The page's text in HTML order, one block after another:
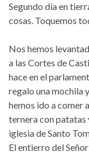
Segundo día en
cosas. Toquemos
Nos hemos
a las Cortes de
hace en el
regalo una mochila
hemos ido a comer
ternera con patatas
iglesia de Santo
El entierro del